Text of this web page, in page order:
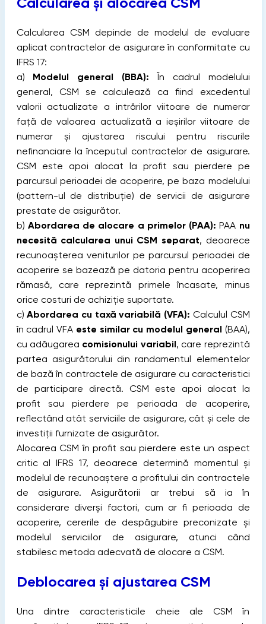
Calcularea CSM depinde de modelul de evaluare
aplicat contractelor de asigurare în conformitate cu
IFRS 17:
a) Modelul general (BBA): În cadrul modelului
general, CSM se calculează ca fiind excedentul
valorii actualizate a intrărilor viitoare de numerar
față de valoarea actualizată a ieșirilor viitoare de
numerar și ajustarea riscului pentru riscurile
nefinanciare la începutul contractelor de asigurare.
CSM este apoi alocat la profit sau pierdere pe
parcursul perioadei de acoperire, pe baza modelului
(pattern-ul de distribuție) de servicii de asigurare
prestate de asigurător.
b) Abordarea de alocare a primelor (PAA): PAA nu
necesită calcularea unui CSM separat, deoarece
recunoașterea veniturilor pe parcursul perioadei de
acoperire se bazează pe datoria pentru acoperirea
rămasă, care reprezintă primele încasate, minus
orice costuri de achiziție suportate.
c)Abordarea cu taxă variabilă (VFA): Calculul CSM
în cadrul VFA este similar cu modelul general (BAA),
cu adăugarea comisionului variabil, care reprezintă
partea asigurătorului din randamentul elementelor
de bază în contractele de asigurare cu caracteristici
de participare directă. CSM este apoi alocat la
profit sau pierdere pe perioada de acoperire,
reflectând atât serviciile de asigurare, cât și cele de
investiții furnizate de asigurător.
Alocarea CSM în profit sau pierdere este un aspect
critic al IFRS 17, deoarece determină momentul și
modelul de recunoaștere a profitului din contractele
de asigurare. Asigurătorii ar trebui să ia în
considerare diverși factori, cum ar fi perioada de
acoperire, cererile de despăgubire preconizate și
modelul serviciilor de asigurare, atunci când
stabilesc metoda adecvată de alocare a CSM.
Deblocarea și ajustarea CSM
Una dintre caracteristicile cheie ale CSM în